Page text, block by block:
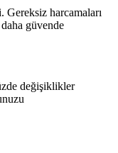
Gereksiz harcamaları
güvende
değişiklikler